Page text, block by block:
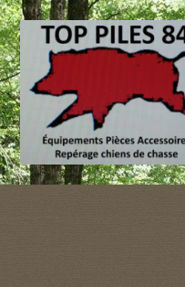
Aller
à
la
navigation
Aller
au
contenu
Accueil